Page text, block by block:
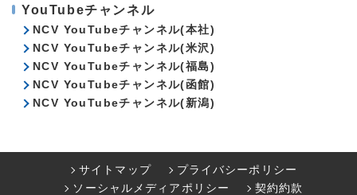
YouTubeチャンネル
NCV YouTubeチャンネル(本社)
NCV YouTubeチャンネル(米沢)
NCV YouTubeチャンネル(福島)
NCV YouTubeチャンネル(函館)
NCV YouTubeチャンネル(新潟)
サイトマップ
プライバシーポリシー
ソーシャルメディアポリシー
契約約款